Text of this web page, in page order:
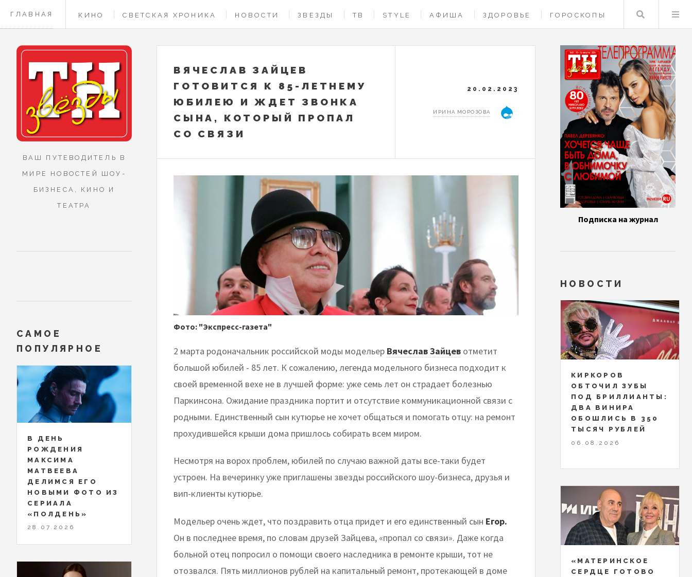
ГЛАВНАЯ КИНО СВЕТСКАЯ ХРОНИКА НОВОСТИ ЗВЕЗДЫ ТВ STYLE АФИША ЗДОРОВЬЕ ГОРОСКОПЫ
КОНТАКТЫ
Поиск
ВЯЧЕСЛАВ ЗАЙЦЕВ
ГОТОВИТСЯ К 85-ЛЕТНЕМУ
ЮБИЛЕЮ И ЖДЕТ ЗВОНКА
СЫНА, КОТОРЫЙ ПРОПАЛ
СО СВЯЗИ
20.02.2023
ИРИНА МОРОЗОВА
Фото: "Экспресс-газета"
2 марта родоначальник российской моды модельер Вячеслав Зайцев отметит
большой юбилей - 85 лет. К сожалению, легенда модельного бизнеса подходит к
своей временной вехе не в лучшей форме: уже семь лет он страдает болезнью
Паркинсона. Ожидание праздника портит и отсутствие коммуникационной связи с
родными. Единственный сын кутюрье не хочет общаться и помогать отцу: на ремонт
прохудившейся крыши дома пришлось собирать всем миром.
Несмотря на ворох проблем, юбилей по случаю важной даты все-таки будет
устроен. На вечеринку уже приглашены звезды российского шоу-бизнеса, друзья и
вип-клиенты кутюрье.
Модельер очень ждет, что поздравить отца придет и его единственный сын Егор.
Он в последнее время, по словам друзей Зайцева, «пропал со связи». Даже когда
больной отец попросил о помощи своего наследника в ремонте крыши, тот не
отозвался. Пять миллионов рублей на капитальный ремонт, протекающей в доме
ВАШ ПУТЕВОДИТЕЛЬ В
МИРЕ НОВОСТЕЙ ШОУ-
БИЗНЕСА, КИНО И
ТЕАТРА
САМОЕ
ПОПУЛЯРНОЕ
В ДЕНЬ
РОЖДЕНИЯ
МАКСИМА
МАТВЕЕВА
ДЕЛИМСЯ ЕГО
НОВЫМИ ФОТО ИЗ
СЕРИАЛА
«ПОЛДЕНЬ»
28.07.2026
Подписка на журнал
НОВОСТИ
КИРКОРОВ
ОБТОЧИЛ ЗУБЫ
ПОД БРИЛЛИАНТЫ:
ДВА ВИНИРА
ОБОШЛИСЬ В 350
ТЫСЯЧ РУБЛЕЙ
06.08.2026
«МАТЕРИНСКОЕ
СЕРДЦЕ ГОТОВО